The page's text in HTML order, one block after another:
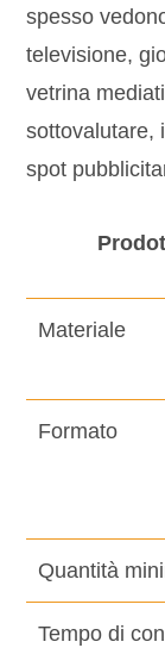
spesso
televisione,
vetrina
sottovalutare,
spot
Materiale
Formato
Quantità
Tempo di